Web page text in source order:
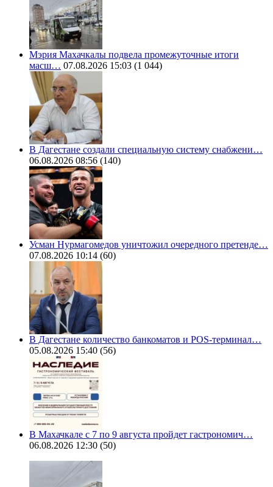
Мэрия Махачкалы подвела промежуточные итоги
масш… 07.08.2026 15:03 (1 044)
В Дагестане создали специальную систему снабжени…
06.08.2026 08:56 (140)
Усман Нурмагомедов уничтожил очередного претенде…
07.08.2026 10:14 (60)
В Дагестане количество банкоматов и POS-терминал…
05.08.2026 15:40 (56)
В Махачкале с 7 по 9 августа пройдет гастрономич…
06.08.2026 12:30 (50)